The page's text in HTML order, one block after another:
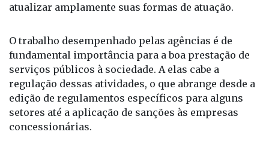
atualizar amplamente suas formas de atuação.
O trabalho desempenhado pelas agências é de
fundamental importância para a boa prestação de
serviços públicos à sociedade. A elas cabe a
regulação dessas atividades, o que abrange desde a
edição de regulamentos específicos para alguns
setores até a aplicação de sanções às empresas
concessionárias.